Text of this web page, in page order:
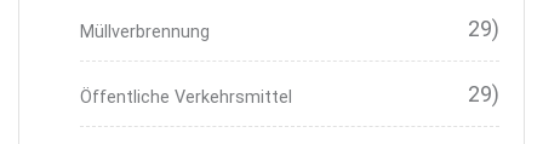
Müllverbrennung 29)
Öffentliche Verkehrsmittel 29)